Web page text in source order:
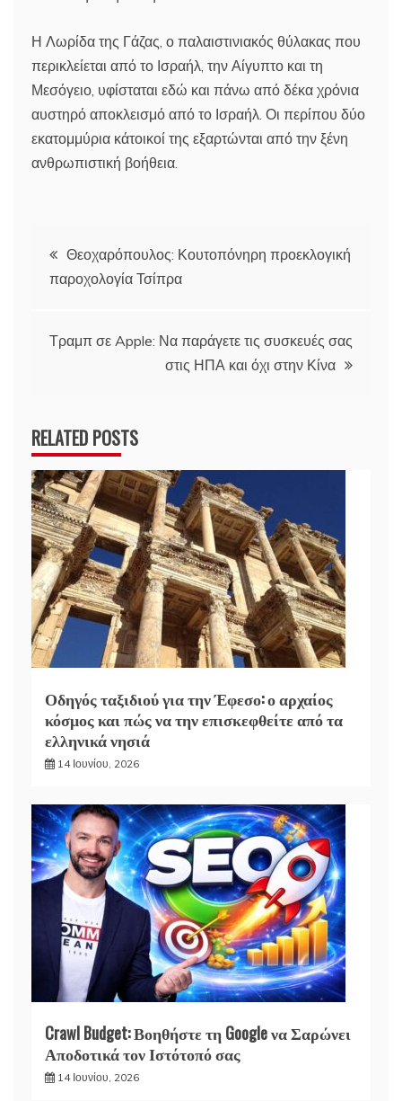
Η Λωρίδα της Γάζας, ο παλαιστινιακός θύλακας που
περικλείεται από το Ισραήλ, την Αίγυπτο και τη
Μεσόγειο, υφίσταται εδώ και πάνω από δέκα χρόνια
αυστηρό αποκλεισμό από το Ισραήλ. Οι περίπου δύο
εκατομμύρια κάτοικοί της εξαρτώνται από την ξένη
ανθρωπιστική βοήθεια.
Πλοήγηση
άρθρων
Θεοχαρόπουλος: Κουτοπόνηρη προεκλογική
παροχολογία Τσίπρα
Τραμπ σε Apple: Να παράγετε τις συσκευές σας
στις ΗΠΑ και όχι στην Κίνα
RELATED POSTS
Οδηγός ταξιδιού για την Έφεσο: ο αρχαίος
κόσμος και πώς να την επισκεφθείτε από τα
ελληνικά νησιά
14 Ιουνίου, 2026
Crawl Budget: Βοηθήστε τη Google να Σαρώνει
Αποδοτικά τον Ιστότοπό σας
14 Ιουνίου, 2026